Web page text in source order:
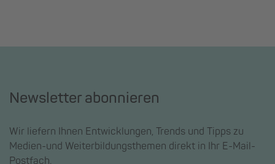
Newsletter abonnieren
Wir liefern Ihnen Entwicklungen, Trends und Tipps zu
Medien-und Weiterbildungsthemen direkt in Ihr E-Mail-
Postfach.